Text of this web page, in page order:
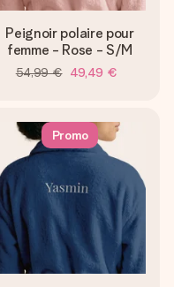
Peignoir polaire pour
femme - Rose - S/M
54,99 € 49,49 €
Promo